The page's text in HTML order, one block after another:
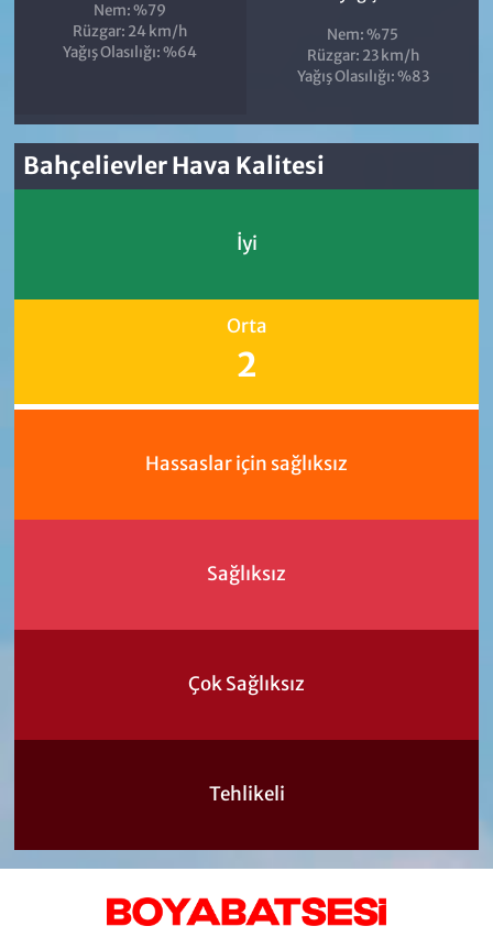
Nem: %79
Rüzgar: 24 km/h
Yağış Olasılığı: %64
Nem: %75
Rüzgar: 23 km/h
Yağış Olasılığı: %83
Bahçelievler Hava Kalitesi
İyi
Orta
2
Hassaslar için sağlıksız
Sağlıksız
Çok Sağlıksız
Tehlikeli